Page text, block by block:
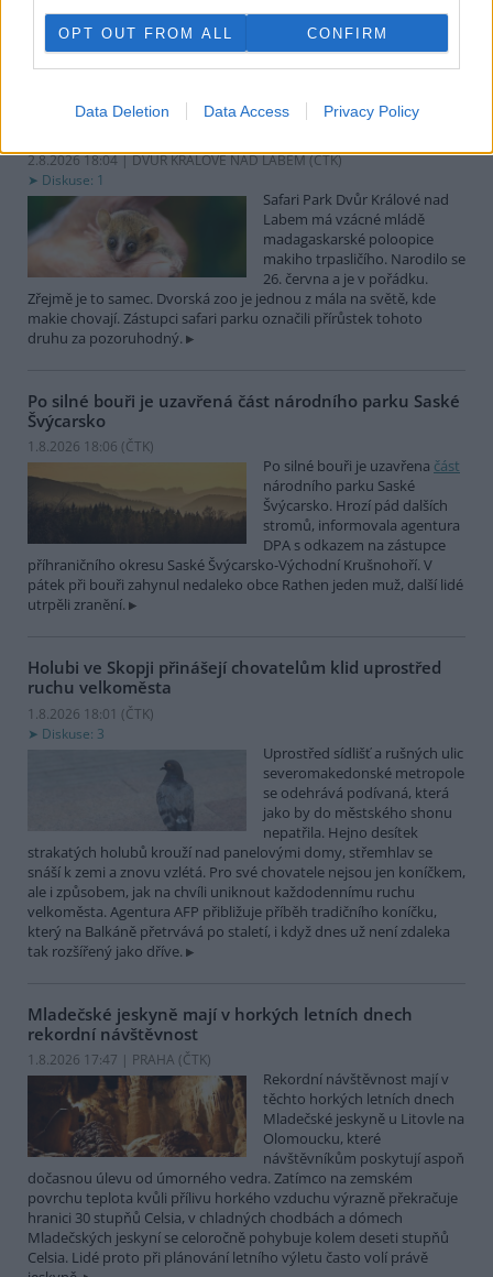
OPT OUT FROM ALL CONFIRM
Data Deletion Data Access Privacy Policy
několika týdnů, u bylinek práce trvá měsíce. V Křični na Pardubicku
o tom vědí své, na Statku Junek vrcholí jedna z nejnáročnějších
částí sezony. ČTK to řekla majitelka hospodářství Iva Junková.
Safari Park Dvůr Králové nad Labem má vzácné mládě
2.8.2026 18:04 | DVŮR KRÁLOVÉ NAD LABEM (ČTK)
Diskuse: 1
Safari Park Dvůr Králové nad
Labem má vzácné mládě
madagaskarské poloopice
makiho trpasličího. Narodilo se
26. června a je v pořádku.
Zřejmě je to samec. Dvorská zoo je jednou z mála na světě, kde
makie chovají. Zástupci safari parku označili přírůstek tohoto
druhu za pozoruhodný.
Po silné bouři je uzavřená část národního parku Saské
Švýcarsko
1.8.2026 18:06 (ČTK)
Po silné bouři je uzavřena část
národního parku Saské
Švýcarsko. Hrozí pád dalších
stromů, informovala agentura
DPA s odkazem na zástupce
příhraničního okresu Saské Švýcarsko-Východní Krušnohoří. V
pátek při bouři zahynul nedaleko obce Rathen jeden muž, další lidé
utrpěli zranění.
Holubi ve Skopji přinášejí chovatelům klid uprostřed
ruchu velkoměsta
1.8.2026 18:01 (ČTK)
Diskuse: 3
Uprostřed sídlišť a rušných ulic
severomakedonské metropole
se odehrává podívaná, která
jako by do městského shonu
nepatřila. Hejno desítek
strakatých holubů krouží nad panelovými domy, střemhlav se
snáší k zemi a znovu vzlétá. Pro své chovatele nejsou jen koníčkem,
ale i způsobem, jak na chvíli uniknout každodennímu ruchu
velkoměsta. Agentura AFP přibližuje příběh tradičního koníčku,
který na Balkáně přetrvává po staletí, i když dnes už není zdaleka
tak rozšířený jako dříve.
Mladečské jeskyně mají v horkých letních dnech
rekordní návštěvnost
1.8.2026 17:47 | PRAHA (ČTK)
Rekordní návštěvnost mají v
těchto horkých letních dnech
Mladečské jeskyně u Litovle na
Olomoucku, které
návštěvníkům poskytují aspoň
dočasnou úlevu od úmorného vedra. Zatímco na zemském
povrchu teplota kvůli přílivu horkého vzduchu výrazně překračuje
hranici 30 stupňů Celsia, v chladných chodbách a dómech
Mladečských jeskyní se celoročně pohybuje kolem deseti stupňů
Celsia. Lidé proto při plánování letního výletu často volí právě